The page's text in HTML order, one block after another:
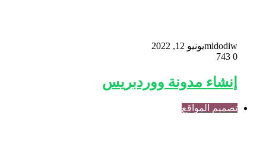
midodiwيونيو 12, 2022
0
إنشاء مدونة ووردبريس
تصميم المواقع